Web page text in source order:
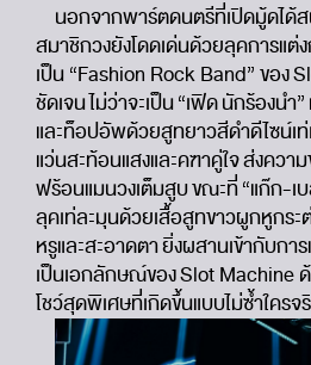
นอกจากพาร์ตดนตรีที่เปิดมู้ดได้
สมาชิกวงยังโดดเด่นด้วยลุคการแ
เป็น “Fashion Rock Band” ของ
ชัดเจน ไม่ว่าจะเป็น “เฟิด นักร้องน
และท็อปอัพด้วยสูทยาวสีดำดีไซน์เ
แว่นสะท้อนแสงและคฑาคู่ใจ ส่งควา
ฟร้อนแมนวงเต็มสูบ ขณะที่ “แก๊ก-เ
ลุคเท่ละมุนด้วยเสื้อสูทขาวผูกหูกระ
หรูและสะอาดตา ยิ่งผสานเข้ากับก
เป็นเอกลักษณ์ของ Slot Machine
โชว์สุดพิเศษที่เกิดขึ้นแบบไม่ซ้ำใครจ